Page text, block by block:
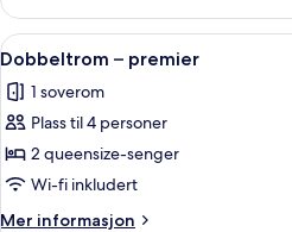
–
standard
Åpne
alle
bildene
av
Dobbeltrom
–
premier
19
Dobbeltrom – premier
1 soverom
Plass til 4 personer
2 queensize-senger
Wi-fi inkludert
Mer informasjon
Mer